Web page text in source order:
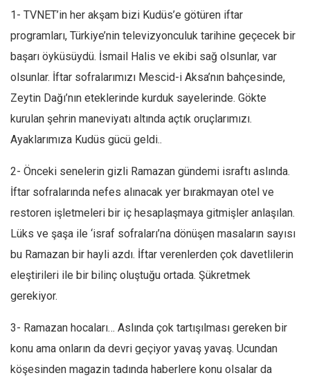
1- TVNET’in her akşam bizi Kudüs’e götüren iftar
programları, Türkiye’nin televizyonculuk tarihine geçecek bir
başarı öyküsüydü. İsmail Halis ve ekibi sağ olsunlar, var
olsunlar. İftar sofralarımızı Mescid-i Aksa’nın bahçesinde,
Zeytin Dağı’nın eteklerinde kurduk sayelerinde. Gökte
kurulan şehrin maneviyatı altında açtık oruçlarımızı.
Ayaklarımıza Kudüs gücü geldi..
2- Önceki senelerin gizli Ramazan gündemi israftı aslında.
İftar sofralarında nefes alınacak yer bırakmayan otel ve
restoren işletmeleri bir iç hesaplaşmaya gitmişler anlaşılan.
Lüks ve şaşa ile ‘israf sofraları’na dönüşen masaların sayısı
bu Ramazan bir hayli azdı. İftar verenlerden çok davetlilerin
eleştirileri ile bir bilinç oluştuğu ortada. Şükretmek
gerekiyor.
3- Ramazan hocaları… Aslında çok tartışılması gereken bir
konu ama onların da devri geçiyor yavaş yavaş. Ucundan
köşesinden magazin tadında haberlere konu olsalar da